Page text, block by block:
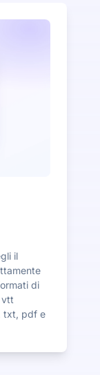
il
di
vtt
txt, pdf e